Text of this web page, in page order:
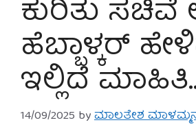
ಕುರಿತು ಸಚಿವೆ
ಹೆಬ್ಬಾಳ್ಕರ್
ಇಲ್ಲಿದೆ
14/09/2025 byಮಾಲತೇಶ